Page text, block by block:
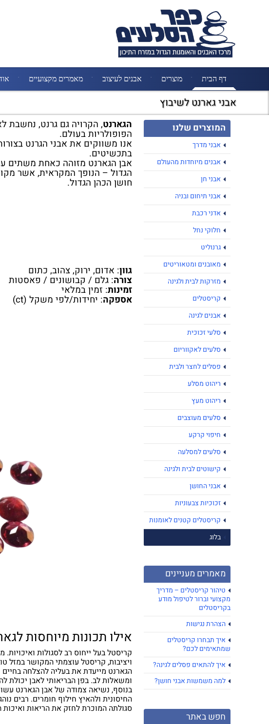
דף הבית מוצרים אבנים לעיצוב מאמרים מקצועיים
אבני גארנט לשיבוץ
המוצרים שלנו
אבני מדרך
אבנים מיוחדות מהעולם
אבני חן
אבני תיחום ובניה
אדני רכבת
חלוקי נחל
גרנוליט
מאובנים ומטאוריטים
מזרקות לבית ולגינה
קריסטלים
אבנים לגינה
סלעי זכוכית
סלעים לאקווריום
פסלים לחצר ולבית
ריהוט מסלע
ריהוט מעץ
סלעים מעוצבים
חיפוי קרקע
סלעים למסלעה
קישוטים לבית ולגינה
אבני החושן
זכוכיות צבעוניות
קריסטלים קטנים לאומנות
בלוג
מאמרים מעניינים
טיהור קריסטלים – מדריך
מקצועי וברור לטיפול מודע
בקריסטלים
הצהרת נגישות
איך תבחרו קריסטלים
שמתאימים לכם?
איך להתאים פסלים לגינה?
למה משמשות אבני חושן?
חפש באתר
הגארנט, הקרויה גם גרנט, נחשבת
הפופולריות בעולם.
אנו משווקים את אבני הגרנט
בתכשיטים.
אבן הגארנט מזוהה כאחת משתים
הגדול – הנופך המקראית, אשר
חושן הכהן הגדול.
גוון: אדום, ירוק, צהוב, כתום
צורה: גלם / קבושונים / פאסטות
זמינות: זמין במלאי
אספקה: יחידות/לפי משקל (ct)
אילו תכונות מיוחסות
קריסטל בעל ייחוס רב לסגולות
ויציבות, קריסטל עוצמתי המקושר במזל
הגארנט מייעדת את בעליה להצלחה
ומשאלות לב. בפן הבריאותי לאבן יכולת
בנוסף, נשיאה צמודה של אבן הגארנט
החיסונית ולהאיץ חילוף חומרים. רבים
סגולתה המוכרת לחזק את הריאות ואיכות